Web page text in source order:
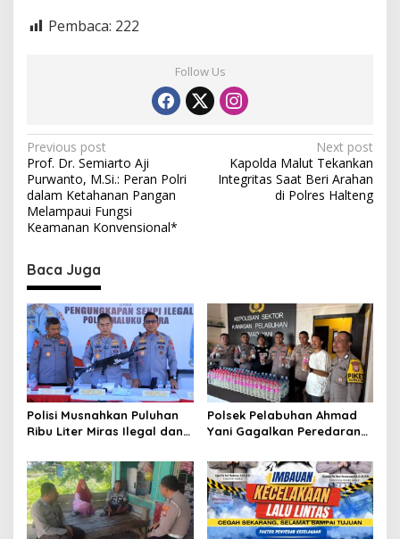
Pembaca: 222
Follow Us
P
o
s
t
a
v
i
g
a
t
i
n
Previous post
Prof. Dr. Semiarto Aji
Purwanto, M.Si.: Peran Polri
dalam Ketahanan Pangan
Melampaui Fungsi
Keamanan Konvensional*
Next post
Kapolda Malut Tekankan
Integritas Saat Beri Arahan
di Polres Halteng
Baca Juga
Polisi Musnahkan Puluhan
Ribu Liter Miras Ilegal dan
Peredaran Senjata Api
Lintas Negara
Polsek Pelabuhan Ahmad
Yani Gagalkan Peredaran
Disembunyikan di Dapur
Kapal